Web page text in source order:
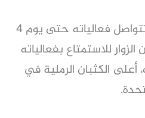
ويشهد المهرجان، الذي تتواصل فعالياته حتى يوم 4
من الزوار للاستمتاع بفعالياته
الكثبان الرملية في